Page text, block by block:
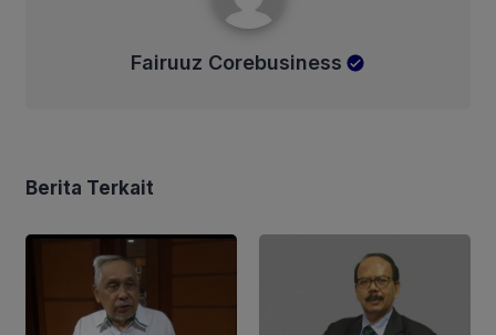
Fairuuz Corebusiness
Berita Terkait